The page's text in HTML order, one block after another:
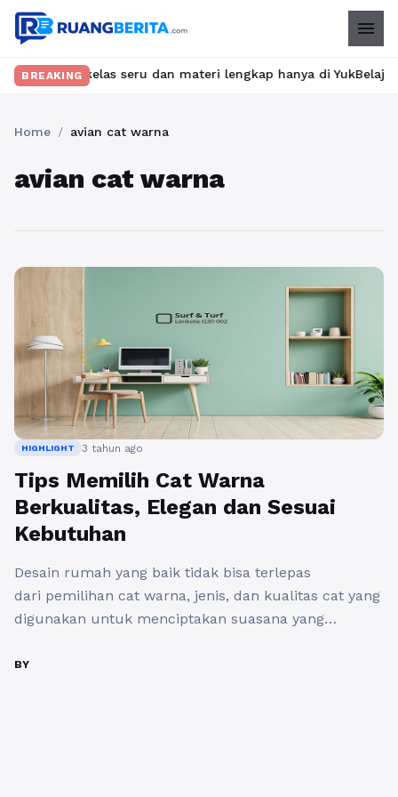
menu
BREAKING
kelas seru dan materi lengkap hanya di
Home / avian cat warna
avian cat warna
HIGHLIGHT 3 tahun ago
Tips Memilih Cat Warna
Berkualitas, Elegan dan Sesuai
Kebutuhan
Desain rumah yang baik tidak bisa terlepas
dari pemilihan cat warna, jenis, dan kualitas cat yang
digunakan untuk menciptakan suasana yang
yang baik akan menentukan keberhasilan suasana
BY